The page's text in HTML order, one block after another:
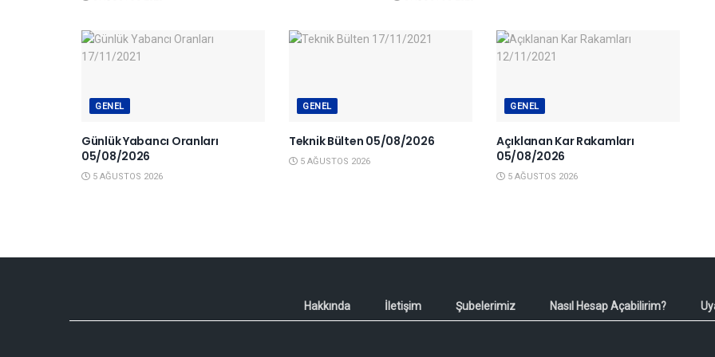
GENEL
Günlük Yabancı Oranları
05/08/2026
5 AĞUSTOS 2026
GENEL
Teknik Bülten 05/08/2026
5 AĞUSTOS 2026
GENEL
Açıklanan Kar Rakamları
05/08/2026
5 AĞUSTOS 2026
Hakkında İletişim Şubelerimiz Nasıl Hesap Açabilirim?